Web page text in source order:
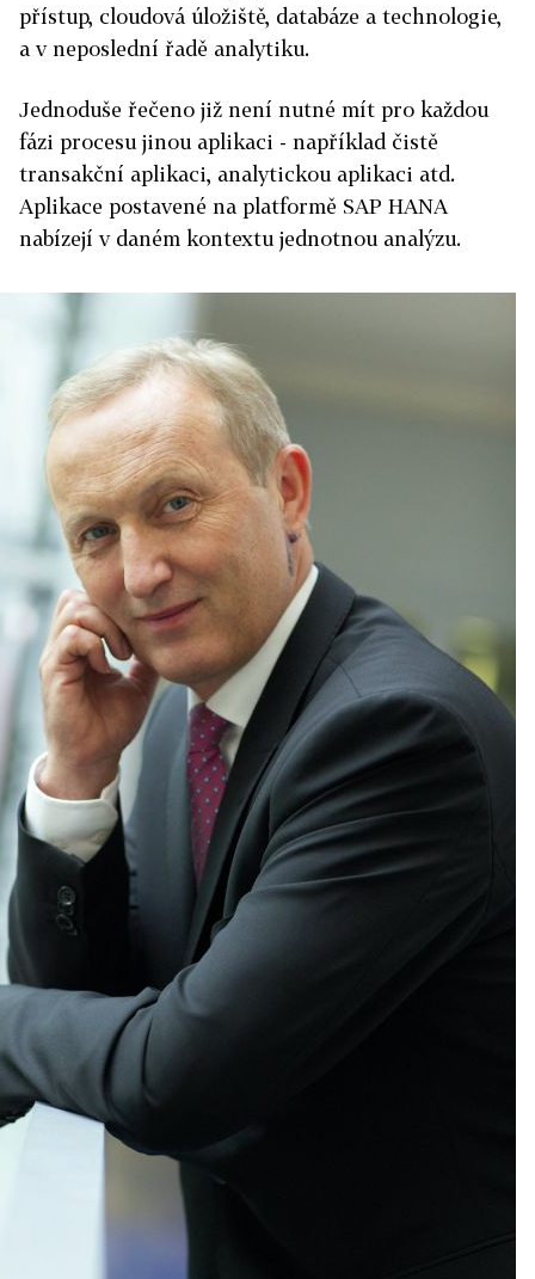
přístup, cloudová úložiště, databáze a technologie,
a v neposlední řadě analytiku.
Jednoduše řečeno již není nutné mít pro každou
fázi procesu jinou aplikaci - například čistě
transakční aplikaci, analytickou aplikaci atd.
Aplikace postavené na platformě SAP HANA
nabízejí v daném kontextu jednotnou analýzu.